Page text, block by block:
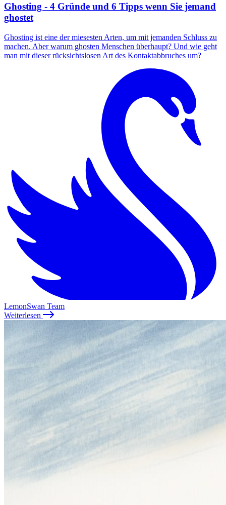
Ghosting - 4 Gründe und 6 Tipps wenn Sie jemand
ghostet
Ghosting ist eine der miesesten Arten, um mit jemanden Schluss zu
machen. Aber warum ghosten Menschen überhaupt? Und wie geht
man mit dieser rücksichtslosen Art des Kontaktabbruches um?
LemonSwan Team
Weiterlesen